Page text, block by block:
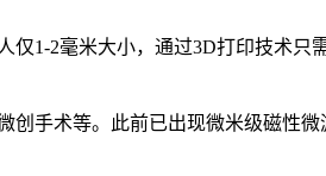
1-2毫米大小，通过3D打印技术
创手术等。此前已出现微米级磁性